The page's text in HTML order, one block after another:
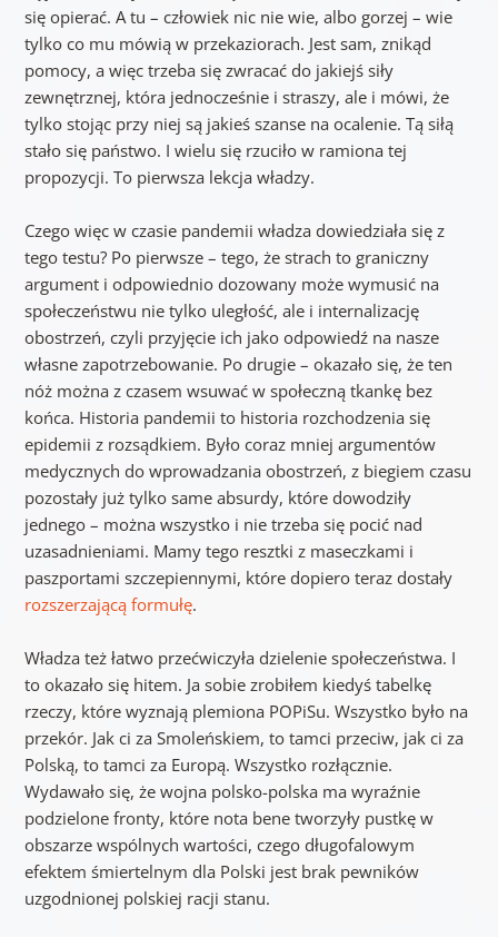
się opierać. A tu – człowiek nic nie wie, albo gorzej – wie
tylko co mu mówią w przekaziorach. Jest sam, znikąd
pomocy, a więc trzeba się zwracać do jakiejś siły
zewnętrznej, która jednocześnie i straszy, ale i mówi, że
tylko stojąc przy niej są jakieś szanse na ocalenie. Tą siłą
stało się państwo. I wielu się rzuciło w ramiona tej
propozycji. To pierwsza lekcja władzy.
Czego więc w czasie pandemii władza dowiedziała się z
tego testu? Po pierwsze – tego, że strach to graniczny
argument i odpowiednio dozowany może wymusić na
społeczeństwu nie tylko uległość, ale i internalizację
obostrzeń, czyli przyjęcie ich jako odpowiedź na nasze
własne zapotrzebowanie. Po drugie – okazało się, że ten
nóż można z czasem wsuwać w społeczną tkankę bez
końca. Historia pandemii to historia rozchodzenia się
epidemii z rozsądkiem. Było coraz mniej argumentów
medycznych do wprowadzania obostrzeń, z biegiem czasu
pozostały już tylko same absurdy, które dowodziły
jednego – można wszystko i nie trzeba się pocić nad
uzasadnieniami. Mamy tego resztki z maseczkami i
paszportami szczepiennymi, które dopiero teraz dostały
rozszerzającą formułę.
Władza też łatwo przećwiczyła dzielenie społeczeństwa. I
to okazało się hitem. Ja sobie zrobiłem kiedyś tabelkę
rzeczy, które wyznają plemiona POPiSu. Wszystko było na
przekór. Jak ci za Smoleńskiem, to tamci przeciw, jak ci za
Polską, to tamci za Europą. Wszystko rozłącznie.
Wydawało się, że wojna polsko-polska ma wyraźnie
podzielone fronty, które nota bene tworzyły pustkę w
obszarze wspólnych wartości, czego długofalowym
efektem śmiertelnym dla Polski jest brak pewników
uzgodnionej polskiej racji stanu.